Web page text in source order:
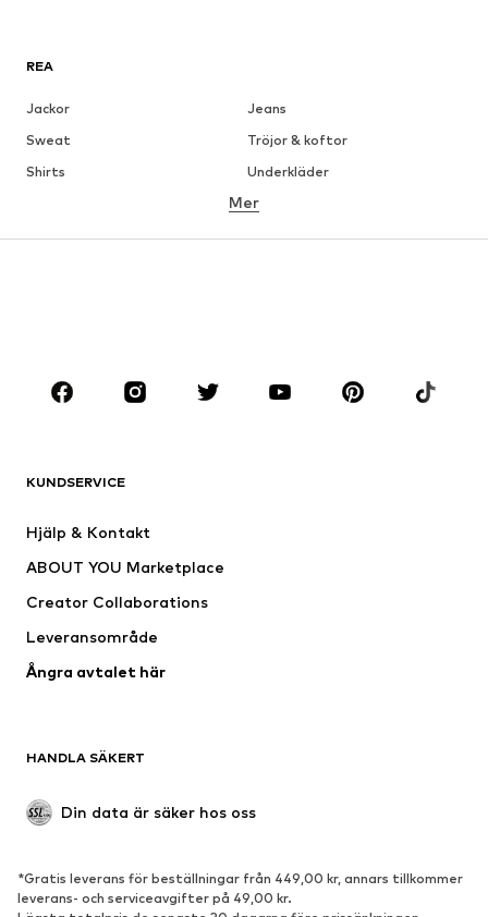
REA
Jackor
Jeans
Sweat
Tröjor & koftor
Shirts
Underkläder
Skjortor
KLÄDER
Jackor
Badkläder
Tillfällen
Upcycling
Nytt
Boots & stövlar
Lågskor
Mer
KUNDSERVICE
Hjälp & Kontakt
ABOUT YOU Marketplace
Creator Collaborations
Leveransområde
Ångra avtalet här
HANDLA SÄKERT
Din data är säker hos oss
*Gratis leverans för beställningar från 449,00 kr, annars tillkommer
leverans- och serviceavgifter på 49,00 kr.